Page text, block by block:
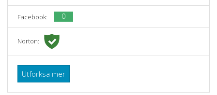
Facebook: 0
Norton:
Utforksa mer